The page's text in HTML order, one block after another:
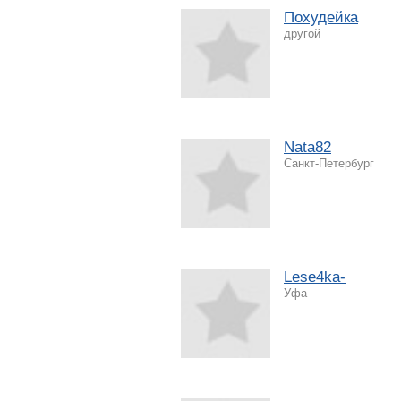
Похудейка
другой
Nata82
Санкт-Петербург
Lese4ka-
Уфа